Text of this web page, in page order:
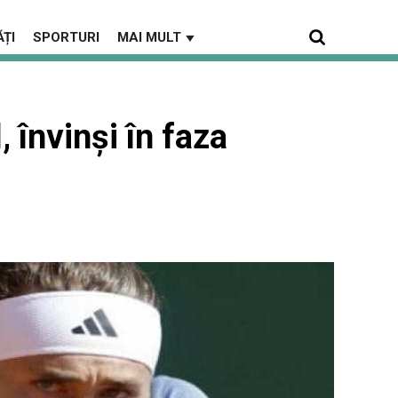
SPORTURI MAI MULT ▼
învinși în faza